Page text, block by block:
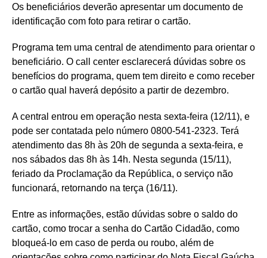
Os beneficiários deverão apresentar um documento de
identificação com foto para retirar o cartão.
Programa tem uma central de atendimento para orientar o
beneficiário. O call center esclarecerá dúvidas sobre os
benefícios do programa, quem tem direito e como receber
o cartão qual haverá depósito a partir de dezembro.
A central entrou em operação nesta sexta-feira (12/11), e
pode ser contatada pelo número 0800-541-2323. Terá
atendimento das 8h às 20h de segunda a sexta-feira, e
nos sábados das 8h às 14h. Nesta segunda (15/11),
feriado da Proclamação da República, o serviço não
funcionará, retornando na terça (16/11).
Entre as informações, estão dúvidas sobre o saldo do
cartão, como trocar a senha do Cartão Cidadão, como
bloqueá-lo em caso de perda ou roubo, além de